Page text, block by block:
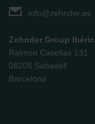
info@zehnder.es
Zehnder Group
Raimon Casellas 131
08205 Sabadell
Barcelona